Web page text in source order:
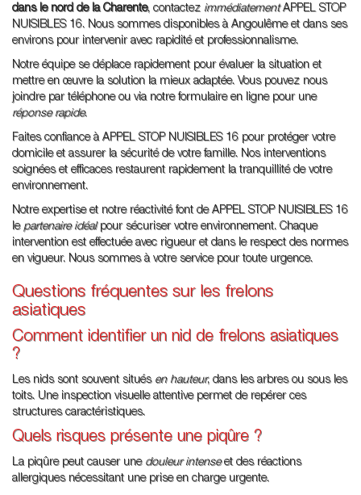
dans le nord de la Charente, contactez immédiatementAPPEL STOP
NUISIBLES 16. Nous sommes disponibles à Angoulême et dans ses
environs pour intervenir avec rapidité et professionnalisme.
Notre équipe se déplace rapidement pour évaluer la situation et
mettre en œuvre la solution la mieux adaptée. Vous pouvez nous
joindre par téléphone ou via notre formulaire en ligne pour une
réponse rapide.
Faites confiance à APPEL STOP NUISIBLES 16 pour protéger votre
domicile et assurer la sécurité de votre famille. Nos interventions
soignées et efficaces restaurent rapidement la tranquillité de votre
environnement.
Notre expertise et notre réactivité font de APPEL STOP NUISIBLES 16
le partenaire idéalpour sécuriser votre environnement. Chaque
intervention est effectuée avec rigueur et dans le respect des normes
en vigueur. Nous sommes à votre service pour toute urgence.
Questions fréquentes sur les frelons
asiatiques
Comment identifier un nid de frelons asiatiques
?
Les nids sont souvent situés en hauteur, dans les arbres ou sous les
toits. Une inspection visuelle attentive permet de repérer ces
structures caractéristiques.
Quels risques présente une piqûre ?
La piqûre peut causer une douleur intenseet des réactions
allergiques nécessitant une prise en charge urgente.